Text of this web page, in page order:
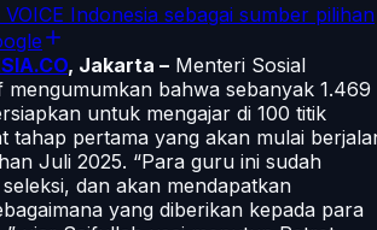
VOICE Indonesia sebagai sumber pilihan
, Jakarta – Menteri Sosial
mengumumkan bahwa sebanyak 1.469
untuk mengajar di 100 titik
tahap pertama yang akan mulai
Juli 2025. “Para guru ini sudah
dan akan mendapatkan
yang diberikan kepada para